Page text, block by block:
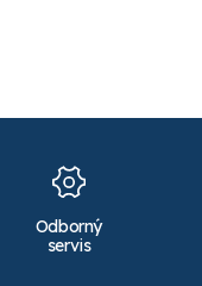
Odborný
servis